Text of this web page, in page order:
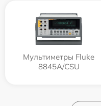
Мультиметры Fluke
8845A/CSU